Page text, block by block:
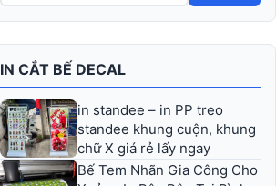
IN CẮT BẾ DECAL
in standee – in PP treo
standee khung cuộn, khung
chữ X giá rẻ lấy ngay
Bế Tem Nhãn Gia Công Cho